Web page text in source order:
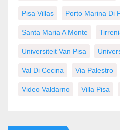
Pisa Villas Porto Marina Di
Santa Maria A Monte
Universiteit Van Pisa
Val Di Cecina Via Palestro
Video Valdarno Villa Pisa